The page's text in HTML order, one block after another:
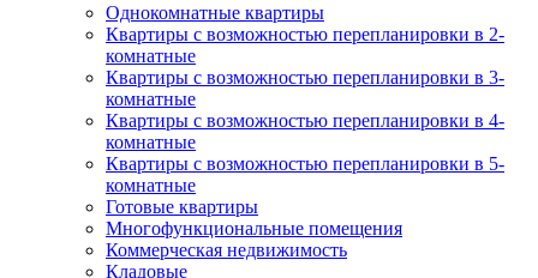
Однокомнатные квартиры
Квартиры с возможностью перепланировки в 2-
комнатные
Квартиры с возможностью перепланировки в 3-
комнатные
Квартиры с возможностью перепланировки в 4-
комнатные
Квартиры с возможностью перепланировки в 5-
комнатные
Готовые квартиры
Многофункциональные помещения
Коммерческая недвижимость
Кладовые